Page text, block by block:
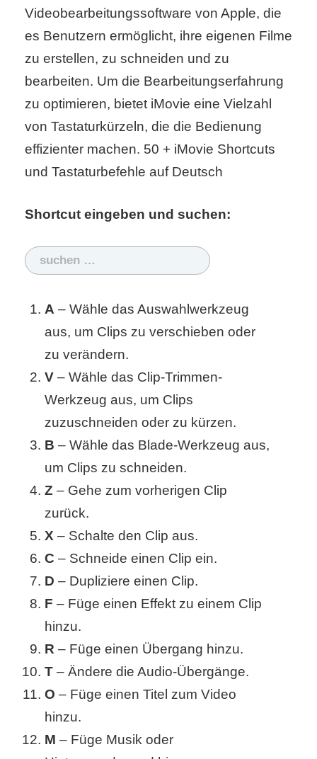
Videobearbeitungssoftware von Apple, die
es Benutzern ermöglicht, ihre eigenen Filme
zu erstellen, zu schneiden und zu
bearbeiten. Um die Bearbeitungserfahrung
zu optimieren, bietet iMovie eine Vielzahl
von Tastaturkürzeln, die die Bedienung
effizienter machen. 50 + iMovie Shortcuts
und Tastaturbefehle auf Deutsch
Shortcut eingeben und suchen:
Suchen
nach:
A – Wähle das Auswahlwerkzeug
aus, um Clips zu verschieben oder
zu verändern.
V – Wähle das Clip-Trimmen-
Werkzeug aus, um Clips
zuzuschneiden oder zu kürzen.
B – Wähle das Blade-Werkzeug aus,
um Clips zu schneiden.
Z – Gehe zum vorherigen Clip
zurück.
X – Schalte den Clip aus.
C – Schneide einen Clip ein.
D – Dupliziere einen Clip.
F – Füge einen Effekt zu einem Clip
hinzu.
R – Füge einen Übergang hinzu.
T – Ändere die Audio-Übergänge.
O – Füge einen Titel zum Video
hinzu.
M – Füge Musik oder